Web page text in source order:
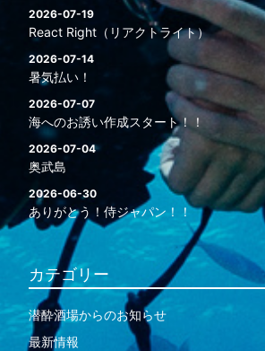
2026-07-19
React Right（リアクトライト）
2026-07-14
暑気払い！
2026-07-07
海へのお誘い作成スタート！！
2026-07-04
奥武島
2026-06-30
ありがとう！侍ジャパン！！
カテゴリー
潜酔酒場からのお知らせ
最新情報